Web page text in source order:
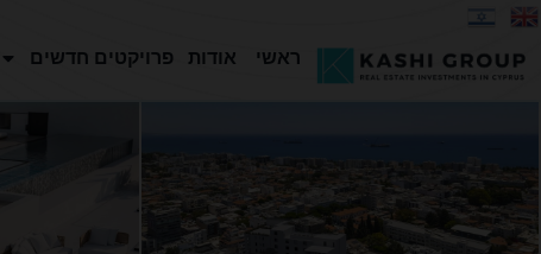
ראשי אודות פרויקטים חדשים